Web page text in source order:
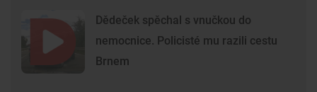
Dědeček spěchal s vnučkou do
nemocnice. Policisté mu razili cestu
Brnem